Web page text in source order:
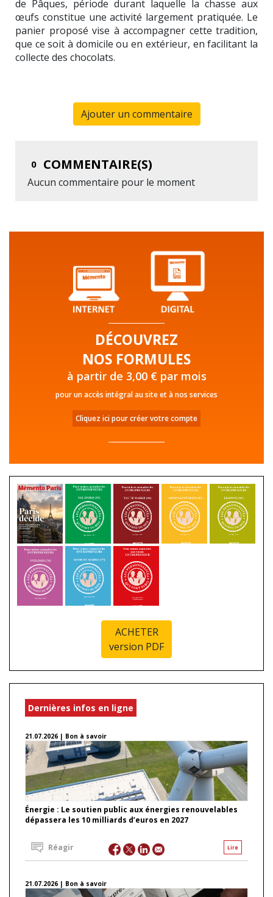
de Pâques, période durant laquelle la chasse aux
œufs constitue une activité largement pratiquée. Le
panier proposé vise à accompagner cette tradition,
que ce soit à domicile ou en extérieur, en facilitant la
collecte des chocolats.
Ajouter un commentaire
0 COMMENTAIRE(S)
Aucun commentaire pour le moment
DÉCOUVREZ
NOS FORMULES
à partir de 3,00 € par mois
pour un accès intégral au site et à nos services
Cliquez ici pour créer votre compte
ACHETER
version PDF
Dernières infos en ligne
21.07.2026 | Bon à savoir
Énergie : Le soutien public aux énergies renouvelables
dépassera les 10 milliards d’euros en 2027
Lire
Réagir
21.07.2026 | Bon à savoir